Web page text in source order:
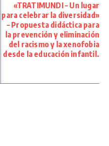
«TRATIMUNDI – Un lugar
para celebrar la diversidad»
– Propuesta didáctica para
la prevención y eliminación
del racismo y la xenofobia
desde la educación infantil.